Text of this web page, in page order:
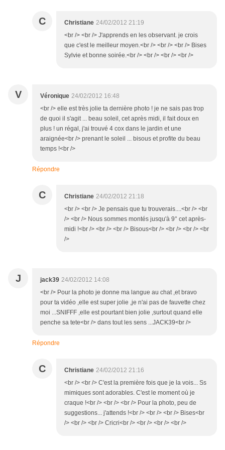
C Christiane 24/02/2012 21:19
<br /> <br /> J'apprends en les observant. je crois
que c'est le meilleur moyen.<br /> <br /> <br /> Bises
Sylvie et bonne soirée.<br /> <br /> <br /> <br />
V Véronique 24/02/2012 16:48
<br /> elle est très jolie ta dernière photo ! je ne sais pas trop
de quoi il s'agit ... beau soleil, cet après midi, il fait doux en
plus ! un régal, j'ai trouvé 4 cox dans le jardin et une
araignée<br /> prenant le soleil ... bisous et profite du beau
temps !<br />
Répondre
C Christiane 24/02/2012 21:18
<br /> <br /> Je pensais que tu trouverais....<br /> <br
/> <br /> Nous sommes montés jusqu'à 9° cet après-
midi !<br /> <br /> <br /> Bisous<br /> <br /> <br /> <br
/>
J jack39 24/02/2012 14:08
<br /> Pour la photo je donne ma langue au chat ,et bravo
pour ta vidéo ,elle est super jolie ,je n'ai pas de fauvette chez
moi ...SNIFFF ,elle est pourtant bien jolie ,surtout quand elle
penche sa tete<br /> dans tout les sens ...JACK39<br />
Répondre
C Christiane 24/02/2012 21:16
<br /> <br /> C'est la première fois que je la vois... Ss
mimiques sont adorables. C'est le moment où je
craque !<br /> <br /> <br /> Pour la photo, peu de
suggestions... j'attends !<br /> <br /> <br /> Bises<br
/> <br /> <br /> Cricri<br /> <br /> <br /> <br />